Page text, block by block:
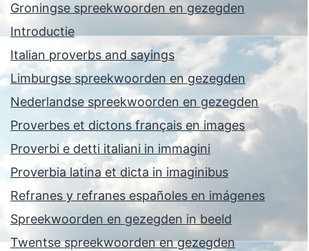
Groningse spreekwoorden en gezegden
Introductie
Italian proverbs and sayings
Limburgse spreekwoorden en gezegden
Nederlandse spreekwoorden en gezegden
Proverbes et dictons français en images
Proverbi e detti italiani in immagini
Proverbia latina et dicta in imaginibus
Refranes y refranes españoles en imágenes
Spreekwoorden en gezegden in beeld
Twentse spreekwoorden en gezegden